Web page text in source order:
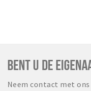
BENT U DE
Neem contact met